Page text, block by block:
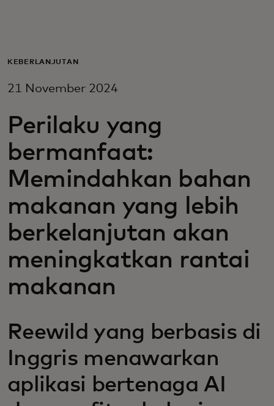
Untuk bisnis
Untuk inovator
Berita dan tren
KEBERLANJUTAN
21 November 2024
Perilaku yang
bermanfaat:
Memindahkan bahan
makanan yang lebih
berkelanjutan akan
meningkatkan rantai
makanan
Reewild yang berbasis di
Inggris menawarkan
aplikasi bertenaga AI